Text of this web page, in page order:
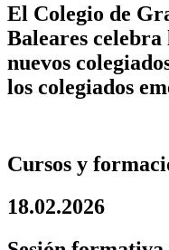
El Colegio de
Baleares
nuevos
los colegiados
Cursos y
18.02.2026